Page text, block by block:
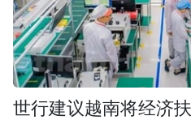
世行建议越南将经济